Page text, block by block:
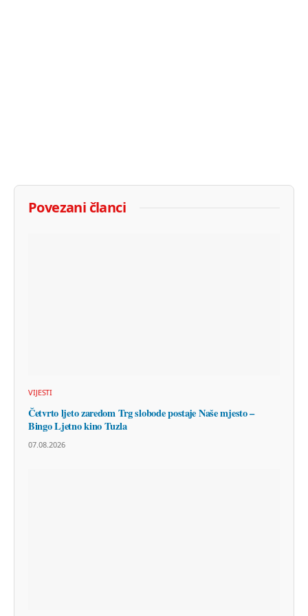
Povezani članci
VIJESTI
Četvrto ljeto zaredom Trg slobode postaje Naše mjesto –
Bingo Ljetno kino Tuzla
07.08.2026